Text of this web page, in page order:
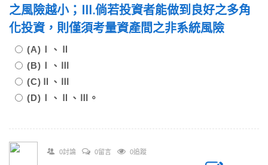
之風險越小；Ⅲ.倘若投資者能做到良好之多角
化投資，則僅須考量資產間之非系統風險
(A)Ⅰ、Ⅱ
(B)Ⅰ、Ⅲ
(C)Ⅱ、Ⅲ
(D)Ⅰ、Ⅱ、Ⅲ。
0討論 0留言 0追蹤